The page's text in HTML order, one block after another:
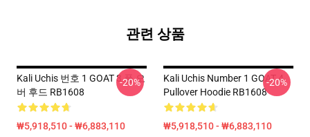
관련 상품
Kali Uchis 번호 1 GOAT 3 풀 오
버 후드 RB1608
₩5,918,510 - ₩6,883,110
-20%
Kali Uchis Number 1 GOAT 4
Pullover Hoodie RB1608
₩5,918,510 - ₩6,883,110
-20%